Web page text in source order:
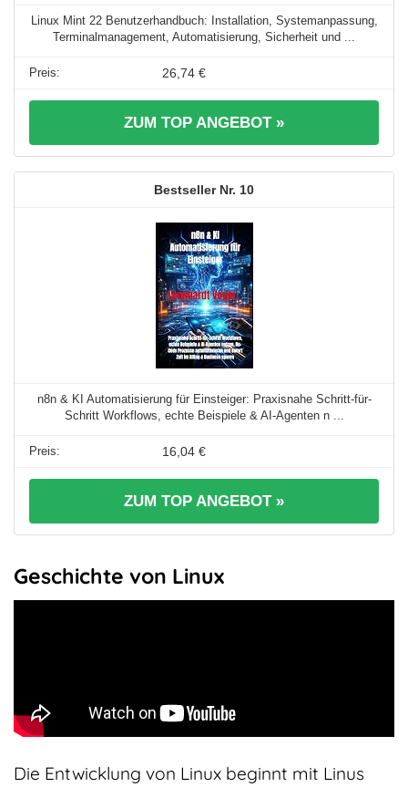
Linux Mint 22 Benutzerhandbuch: Installation, Systemanpassung,
Terminalmanagement, Automatisierung, Sicherheit und ...
26,74 €
ZUM TOP ANGEBOT »
10
n8n & KI Automatisierung für Einsteiger: Praxisnahe Schritt-für-
Schritt Workflows, echte Beispiele & AI-Agenten n ...
16,04 €
ZUM TOP ANGEBOT »
Geschichte von Linux
Die Entwicklung von Linux beginnt mit Linus